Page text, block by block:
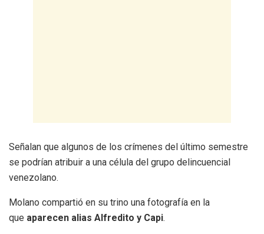
Señalan que algunos de los crímenes del último semestre
se podrían atribuir a una célula del grupo delincuencial
venezolano.
Molano compartió en su trino una fotografía en la
que aparecen alias Alfredito y Capi.